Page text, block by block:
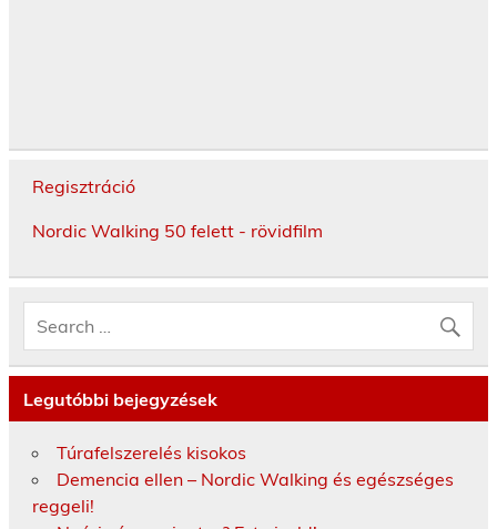
Regisztráció
Nordic Walking 50 felett - rövidfilm
Legutóbbi bejegyzések
Túrafelszerelés kisokos
Demencia ellen – Nordic Walking és egészséges
reggeli!